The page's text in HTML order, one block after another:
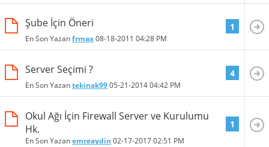
Şube İçin Öneri
En Son Yazanfrmax08-18-2011 04:28 PM
1
Server Seçimi ?
En Son Yazantekinak9905-21-201404:42 PM
4
Okul Ağı İçin Firewall Server ve Kurulumu
Hk.
En Son Yazanemreaydin 02-17-201702:51 PM
1